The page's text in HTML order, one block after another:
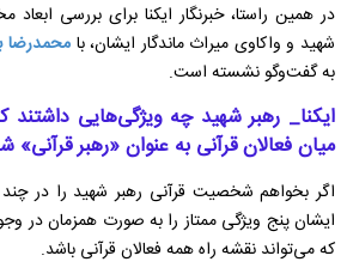
در همین راستا، خبرنگار ایکنا برای بررسی
شهید و واکاوی میراث ماندگار ایشان، بامحمدرضا
به گفت‌و‌گو نشسته است.
ایکنا_ رهبر شهید چه ویژگی‌هایی
میان فعالان قرآنی به عنوان «رهبر قرآنی»
اگر بخواهم شخصیت قرآنی رهبر شهید را در
ایشان پنج ویژگی ممتاز را به صورت همزمان در
که می‌تواند نقشه راه همه فعالان قرآنی باشد.